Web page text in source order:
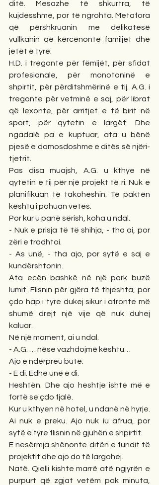
ditë. Mesazhe të shkurtra, të
kujdesshme, por të ngrohta. Metafora
që përshkruanin me delikatesë
vullkanin që kërcënonte familjet dhe
jetët e tyre.
H.D. i tregonte për fëmijët, për sfidat
profesionale, për monotoninë e
shpirtit, për përditshmërinë e tij. A.G. i
tregonte për vetminë e saj, për librat
që lexonte, për arritjet e të birit në
sport, për qytetin e largët. Dhe
ngadalë pa e kuptuar, ata u bënë
pjesë e domosdoshme e ditës së njëri-
tjetrit.
Pas disa muajsh, A.G. u kthye në
qytetin e tij për një projekt të ri. Nuk e
planifikuan të takoheshin. Të paktën
kështu i pohuan vetes.
Por kur u panë sërish, koha u ndal.
- Nuk e prisja të të shihja, - tha ai, por
zëri e tradhtoi.
- As unë, - tha ajo, por sytë e saj e
kundërshtonin.
Ata ecën bashkë në një park buzë
lumit. Flisnin për gjëra të thjeshta, por
çdo hap i tyre dukej sikur i afronte më
shumë drejt një vije që nuk duhej
kaluar.
Në një moment, ai u ndal.
- A.G. … nëse vazhdojmë kështu…
Ajo e ndërpreu butë.
- E di. Edhe unë e di.
Heshtën. Dhe ajo heshtje ishte më e
fortë se çdo fjalë.
Kur u kthyen në hotel, u ndanë në hyrje.
Ai nuk e preku. Ajo nuk iu afrua, por
sytë e tyre flisnin në gjuhën e shpirtit.
E nesërmja shënonte ditën e fundit të
projektit dhe ajo do të largohej.
Natë. Qielli kishte marrë atë ngjyrën e
purpurt që zgjat vetëm pak minuta,